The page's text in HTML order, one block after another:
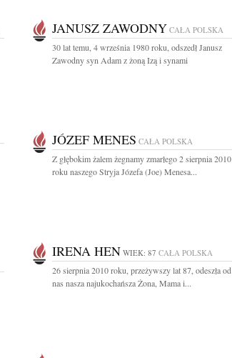
JANUSZ ZAWODNY CAŁA POLSKA
30 lat temu, 4 września 1980 roku, odszedł Janusz
Zawodny syn Adam z żoną Izą i synami
JÓZEF MENES CAŁA POLSKA
Z głębokim żalem żegnamy zmarłego 2 sierpnia 2010
roku naszego Stryja Józefa (Joe) Menesa...
IRENA HEN WIEK: 87 CAŁA POLSKA
26 sierpnia 2010 roku, przeżywszy lat 87, odeszła od
nas nasza najukochańsza Żona, Mama i...